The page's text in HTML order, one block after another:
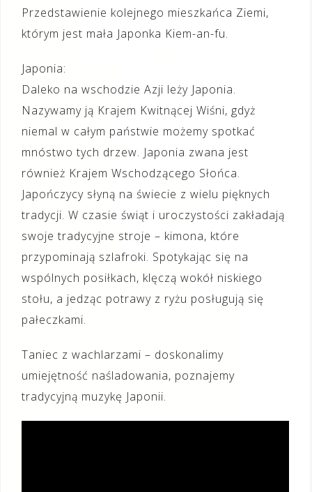
Przedstawienie kolejnego mieszkańca Ziemi,
którym jest mała Japonka Kiem-an-fu.
Japonia:
Daleko na wschodzie Azji leży Japonia.
Nazywamy ją Krajem Kwitnącej Wiśni, gdyż
niemal w całym państwie możemy spotkać
mnóstwo tych drzew. Japonia zwana jest
również Krajem Wschodzącego Słońca.
Japończycy słyną na świecie z wielu pięknych
tradycji. W czasie świąt i uroczystości zakładają
swoje tradycyjne stroje – kimona, które
przypominają szlafroki. Spotykając się na
wspólnych posiłkach, klęczą wokół niskiego
stołu, a jedząc potrawy z ryżu posługują się
pałeczkami.
Taniec z wachlarzami – doskonalimy
umiejętność naśladowania, poznajemy
tradycyjną muzykę Japonii.